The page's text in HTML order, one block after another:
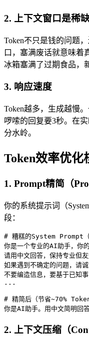
2. 上下文窗口是稀
Token不只是钱的问题
口，塞满废话就意味着
冰箱塞满了过期食品，
3. 响应速度
Token越多，生成越慢
啰嗦的回复要3秒。在
分水岭。
Token效率优化
1. Prompt精简（
你的系统提示词（
段：
# 糟糕的System Prompt
你是一个专业的AI助手，你
请用中文回答，保持专业但友
如果遇到不确定的问题，请诚
不要编造信息，要基于已知事
...
# 精简后（节省~70% Token
你是AI助手。用中文简明回
2. 上下文压缩（